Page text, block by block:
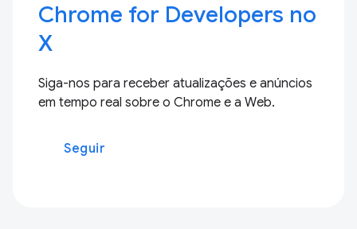
Chrome for Developers no
X
Siga-nos para receber atualizações e anúncios
em tempo real sobre o Chrome e a Web.
Seguir